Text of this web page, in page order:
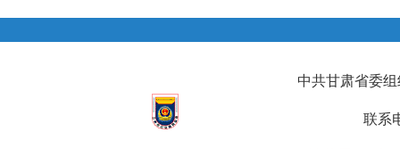
中共甘肃省委
联系